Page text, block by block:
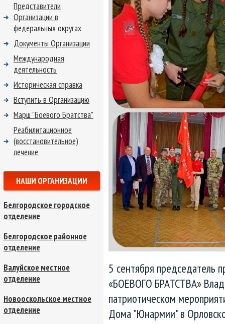
5 сентября председатель
«БОЕВОГО БРАТСТВА»
патриотическом
Дома "Юнармии" в
Представители
Организации в
федеральных округах
Документы Организации
Международная
деятельность
Историческая справка
Вступить в Организацию
Марш "Боевого Братства"
Реабилитационное
(восстановительное)
лечение
НАШИ ОРГАНИЗАЦИИ
Белгородское городское
отделение
Белгородское районное
отделение
Валуйское местное
отделение
Новооскольское местное
отделение